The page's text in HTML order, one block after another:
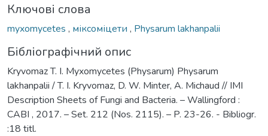
Ключові слова
myxomycetes , міксоміцети , Physarum lakhanpalii
Бібліографічний опис
Kryvomaz T. I. Myxomycetes (Physarum) Physarum
lakhanpalii / T. I. Kryvomaz, D. W. Minter, A. Michaud // IMI
Description Sheets of Fungi and Bacteria. – Wallingford :
CABI , 2017. – Set. 212 (Nos. 2115). – P. 23-26. - Bibliogr.
:18 titl.